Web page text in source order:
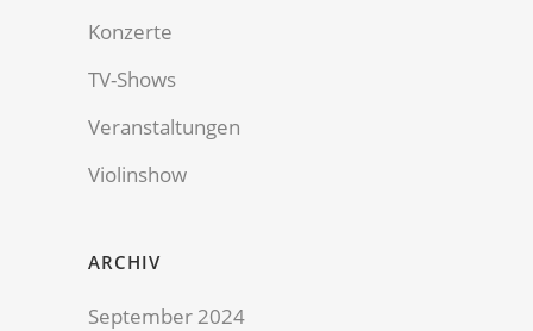
Konzerte
TV-Shows
Veranstaltungen
Violinshow
ARCHIV
September 2024